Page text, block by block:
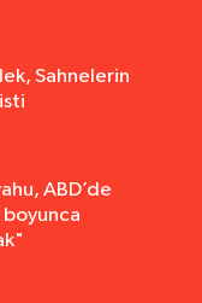
Sahnelerin
ABD’de